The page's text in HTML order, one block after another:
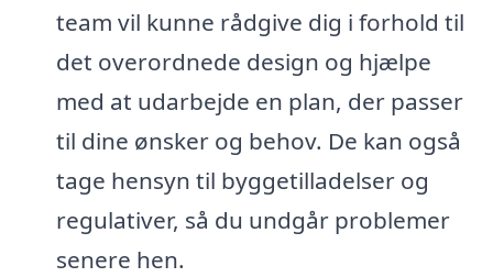
team vil kunne rådgive dig i forhold til
det overordnede design og hjælpe
med at udarbejde en plan, der passer
til dine ønsker og behov. De kan også
tage hensyn til byggetilladelser og
regulativer, så du undgår problemer
senere hen.